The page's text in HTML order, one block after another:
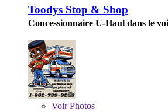
Toodys Stop & Shop
Concessionnaire U-Haul dans le
VoirPhotos